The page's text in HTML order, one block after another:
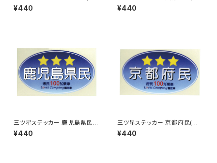
ルー)
¥440
ルー)
¥440
三ツ星ステッカー 鹿児島県民
(ブルー)
¥440
三ツ星ステッカー 京都府民(ブ
ルー)
¥440